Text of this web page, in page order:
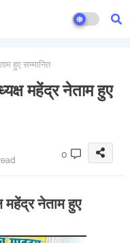
हुए सम्मानित
महेंद्र नेताम हुए
0
नेताम हुए